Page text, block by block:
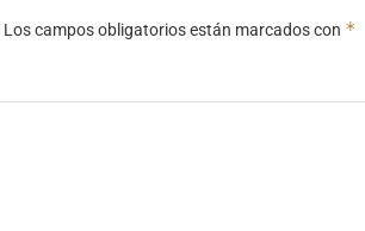
Los campos obligatorios están marcados con *